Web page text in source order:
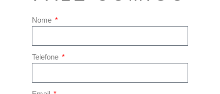
Nome
Telefone